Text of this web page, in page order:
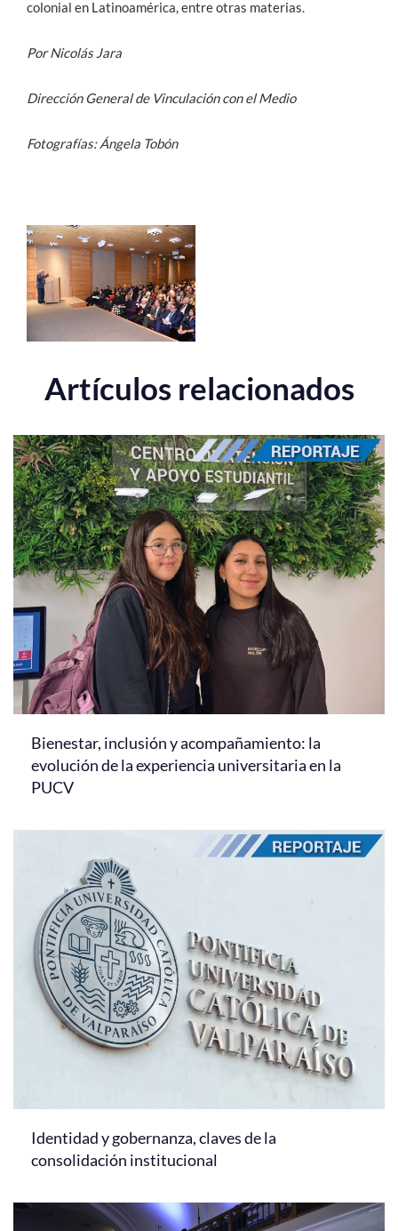
colonial en Latinoamérica, entre otras materias.
Por Nicolás Jara
Dirección General de Vinculación con el Medio
Fotografías: Ángela Tobón
Artículos relacionados
Bienestar, inclusión y acompañamiento: la
evolución de la experiencia universitaria en la
PUCV
Identidad y gobernanza, claves de la
consolidación institucional